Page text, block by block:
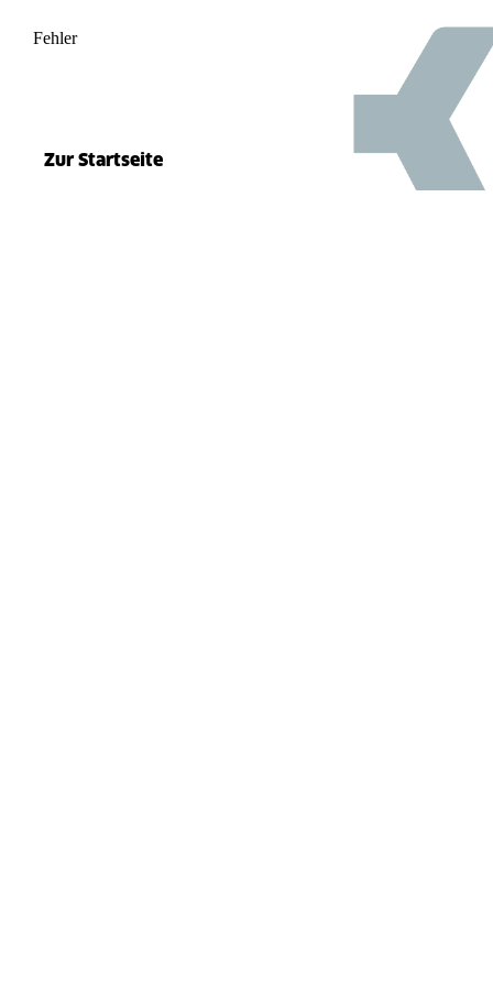
Fehler 500
Zur Startseite